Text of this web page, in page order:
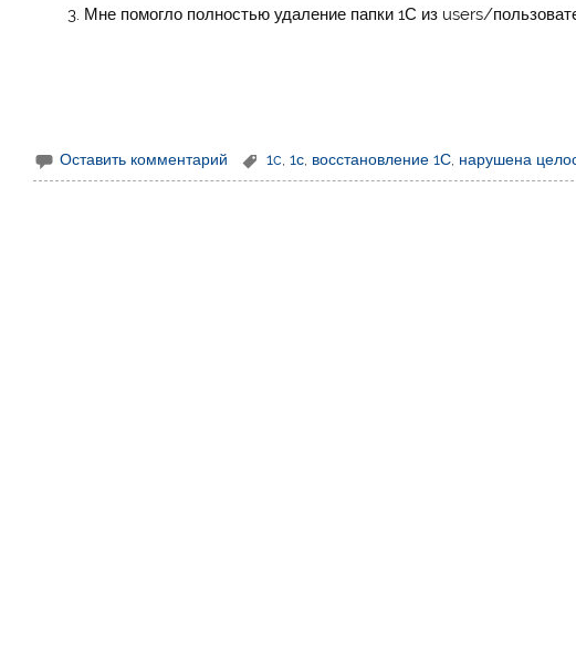
Мне помогло полностью удаление папки 1С из users/
Оставить комментарий 1c ,1с восстановление 1С нарушена